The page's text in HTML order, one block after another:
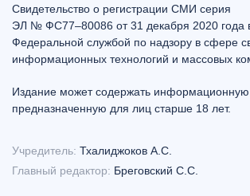
Свидетельство о регистрации СМИ серия
ЭЛ № ФС77–80086 от 31 декабря 2020 года
Федеральной службой по надзору в сфере
информационных технологий и массовых
Издание может содержать
предназначенную для лиц старше 18 лет.
Учредитель: Тхалиджоков А.С.
Главный редактор: Бреговский С.С.